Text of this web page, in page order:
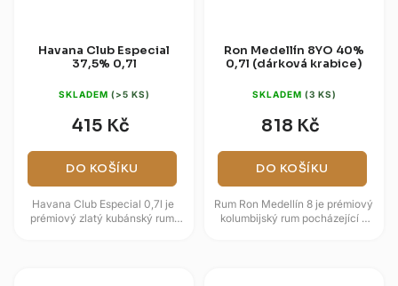
Havana Club Especial
37,5% 0,7l
SKLADEM (>5 KS)
415 Kč
DO KOŠÍKU
Havana Club Especial 0,7l je
prémiový zlatý kubánský rum,
Ron Medellín 8YO 40%
0,7l (dárková krabice)
SKLADEM (3 KS)
818 Kč
DO KOŠÍKU
Rum Ron Medellín 8 je prémiový
kolumbijský rum pocházející z